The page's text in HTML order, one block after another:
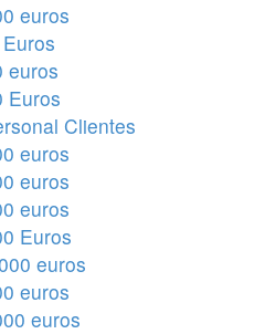
euros
euros
Euros
Clientes
euros
euros
euros
Euros
euros
euros
euros